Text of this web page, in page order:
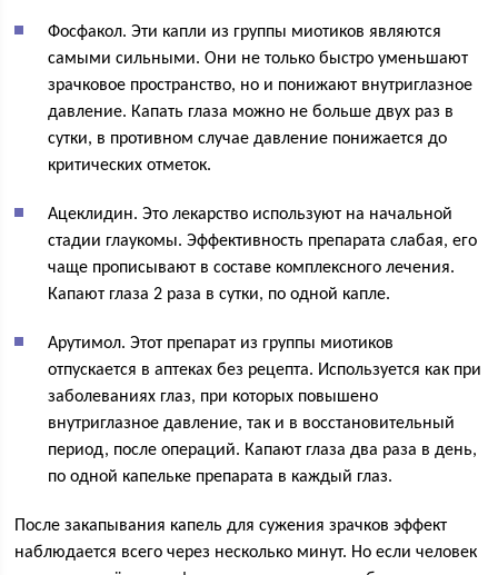
Фосфакол. Эти капли из группы миотиков являются
самыми сильными. Они не только быстро уменьшают
зрачковое пространство, но и понижают внутриглазное
давление. Капать глаза можно не больше двух раз в
сутки, в противном случае давление понижается до
критических отметок.
Ацеклидин. Это лекарство используют на начальной
стадии глаукомы. Эффективность препарата слабая, его
чаще прописывают в составе комплексного лечения.
Капают глаза 2 раза в сутки, по одной капле.
Арутимол. Этот препарат из группы миотиков
отпускается в аптеках без рецепта. Используется как при
заболеваниях глаз, при которых повышено
внутриглазное давление, так и в восстановительный
период, после операций. Капают глаза два раза в день,
по одной капельке препарата в каждый глаз.
После закапывания капель для сужения зрачков эффект
наблюдается всего через несколько минут. Но если человек